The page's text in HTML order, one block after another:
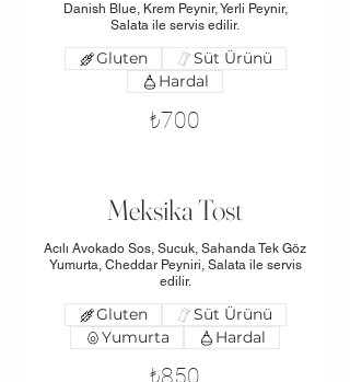
Danish Blue, Krem Peynir, Yerli Peynir,
Salata ile servis edilir.
₺700
Gluten
Süt Ürünü
Hardal
Meksika Tost
Acılı Avokado Sos, Sucuk, Sahanda Tek Göz
Yumurta, Cheddar Peyniri, Salata ile servis
edilir.
₺850
Gluten
Süt Ürünü
Yumurta
Hardal